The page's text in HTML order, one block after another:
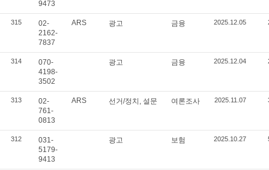
9473
315
02-
2162-
7837
ARS 광고 금융 2025.12.05
314
070-
4198-
3502
광고 금융 2025.12.04
313
02-
761-
0813
ARS 선거/정치, 설문 여론조사 2025.11.07
312
031-
5179-
9413
광고 보험 2025.10.27